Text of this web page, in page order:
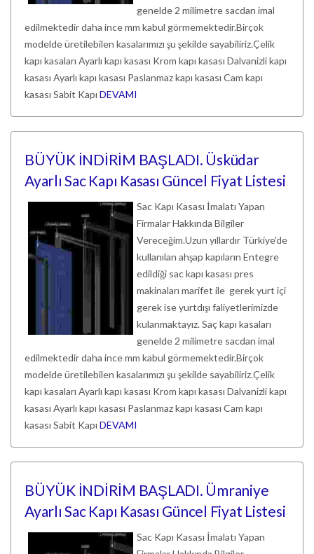
genelde 2 milimetre sacdan imal
edilmektedir daha ince mm kabul görmemektedir.Birçok
modelde üretilebilen kasalarımızı şu şekilde sayabiliriz.Çelik
kapı kasaları Ayarlı kapı kasası Krom kapı kasası Dalvanizli kapı
kasası Ayarlı kapı kasası Paslanmaz kapı kasası Cam kapı
kasası Sabit Kapı DEVAMI
BÜYÜK İNDİRİM BAŞLADI. Üsküdar
Ayarlı Sac Kapı Kasası Güncel Fiyat Listesi
Sac Kapı Kasası İmalatı Yapan
Firmalar Hakkında Bilgiler
Vereceğim.Uzun yıllardır Türkiye'de
kullanılan ahşap kapıların Entegre
edildiği sac kapı kasası pres
makinaları marifet ile gerek yurt içi
gerek ise yurtdışı faliyetlerimizde
kulanmaktayız. Saç kapı kasaları
genelde 2 milimetre sacdan imal
edilmektedir daha ince mm kabul görmemektedir.Birçok
modelde üretilebilen kasalarımızı şu şekilde sayabiliriz.Çelik
kapı kasaları Ayarlı kapı kasası Krom kapı kasası Dalvanizli kapı
kasası Ayarlı kapı kasası Paslanmaz kapı kasası Cam kapı
kasası Sabit Kapı DEVAMI
BÜYÜK İNDİRİM BAŞLADI. Ümraniye
Ayarlı Sac Kapı Kasası Güncel Fiyat Listesi
Sac Kapı Kasası İmalatı Yapan